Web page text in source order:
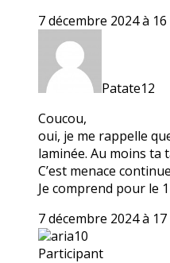
7 décembre 2024 à
Patate12
Coucou,
oui, je me rappelle
laminée. Au moins ta
C’est menace
Je comprend pour le
7 décembre 2024 à
aria10
Participant